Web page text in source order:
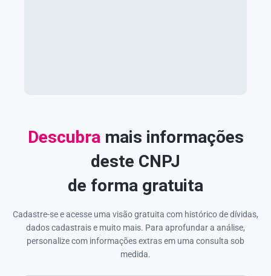
Descubramais informações
deste CNPJ
de forma gratuita
Cadastre-se e acesse uma visão gratuita com histórico de dívidas,
dados cadastrais e muito mais. Para aprofundar a análise,
personalize com informações extras em uma consulta sob
medida.